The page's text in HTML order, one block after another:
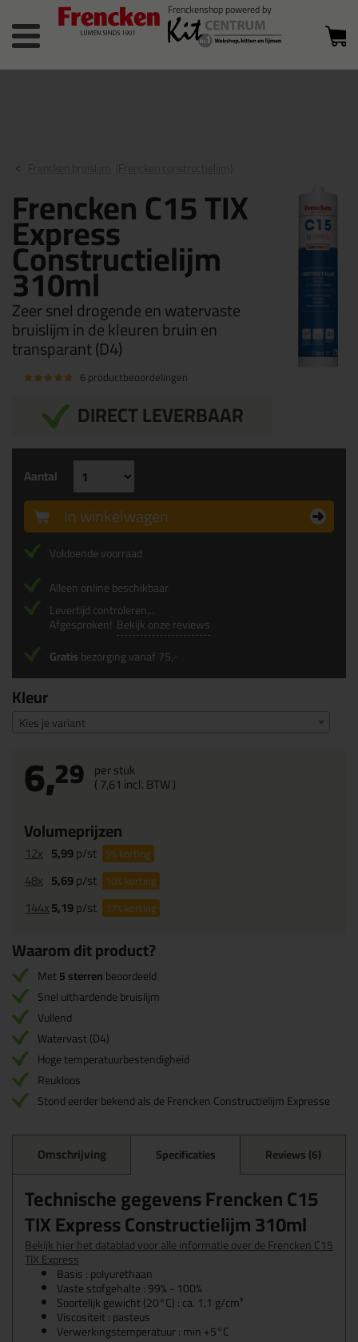
in winkelwagen
Bestelstatus
of inloggen
Frencken C15 TIX
Express
Constructielijm
310ml
Zeer snel drogende en watervaste
bruislijm in de kleuren bruin en
transparant (D4)
6 productbeoordelingen
DIRECT LEVERBAAR
Kleur
Kies je variant
6,29 per stuk
(7,61 incl. BTW )
Volumeprijzen
12x 5,99p/st 5%korting
48x 5,69p/st 10%korting
144x5,19p/st 17%korting
Aantal
In winkelwagen
Voldoende voorraad
Alleen online beschikbaar
Levertijd controleren...
Afgesproken! Bekijk onze reviews
Gratisbezorging vanaf 75,-
Waarom dit product?
Met5 sterrenbeoordeeld
Snel uithardende bruislijm
Vullend
Watervast (D4)
Hoge temperatuurbestendigheid
Reukloos
Stond eerder bekend als de Frencken Constructielijm Expresse
Omschrijving Specificaties Reviews (6)
Technische gegevens Frencken C15
TIX Express Constructielijm 310ml
Bekijk hier het datablad voor alle informatie over de Frencken C15
TIX Express
Basis : polyurethaan
Vaste stofgehalte : 99% - 100%
Soortelijk gewicht (20°C) : ca. 1,1 g/cm³
Viscositeit : pasteus
Verwerkingstemperatuur : min +5°C